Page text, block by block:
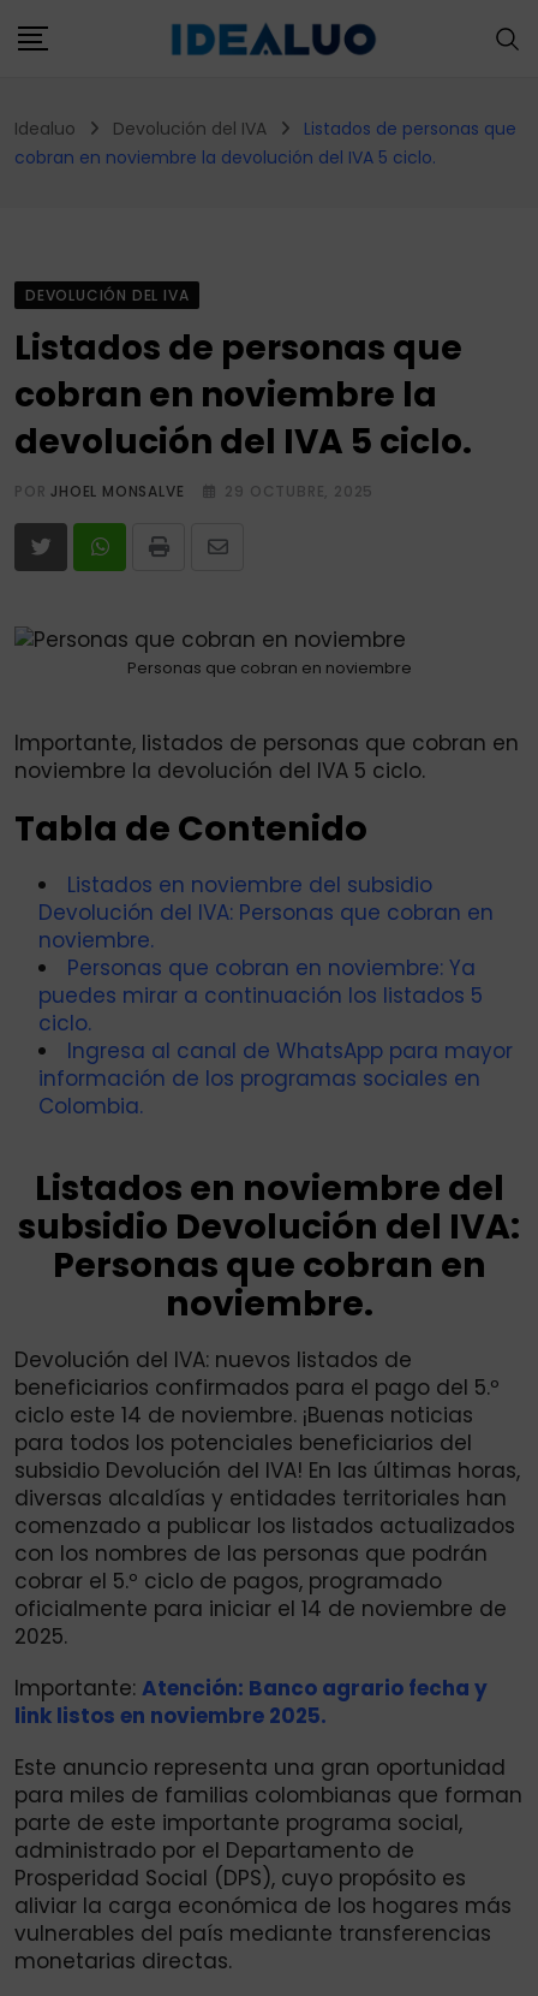
to
Idealuo Devolución del IVA
Listados de personas que
cobran en noviembre la devolución del IVA 5 ciclo.
DEVOLUCIÓN DEL IVA
Listados de personas que
cobran en noviembre la
devolución del IVA 5 ciclo.
PORJHOEL MONSALVE 29 OCTUBRE, 2025
Print
Share
Personas que cobran en noviembre
Importante, listados de personas que cobran en
noviembre la devolución del IVA 5 ciclo.
Tabla de Contenido
Listados en noviembre del subsidio
Devolución del IVA: Personas que cobran en
noviembre.
Personas que cobran en noviembre: Ya
puedes mirar a continuación los listados 5
ciclo.
Ingresa al canal de WhatsApp para mayor
información de los programas sociales en
Colombia.
Listados en noviembre del
subsidio Devolución del IVA:
Personas que cobran en
noviembre.
Devolución del IVA: nuevos listados de
beneficiarios confirmados para el pago del 5.º
ciclo este 14 de noviembre. ¡Buenas noticias
para todos los potenciales beneficiarios del
subsidio Devolución del IVA! En las últimas horas,
diversas alcaldías y entidades territoriales han
comenzado a publicar los listados actualizados
con los nombres de las personas que podrán
cobrar el 5.º ciclo de pagos, programado
oficialmente para iniciar el 14 de noviembre de
2025.
Importante: Atención: Banco agrario fecha y
link listos en noviembre 2025.
Este anuncio representa una gran oportunidad
para miles de familias colombianas que forman
parte de este importante programa social,
administrado por el Departamento de
Prosperidad Social (DPS), cuyo propósito es
aliviar la carga económica de los hogares más
vulnerables del país mediante transferencias
monetarias directas.